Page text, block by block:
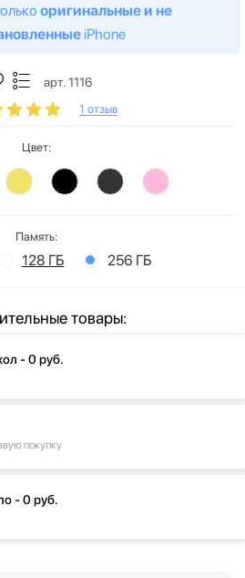
оригинальные и не
iPhone
арт. 1116
1 отзыв
Цвет:
Память:
128 ГБ 256 ГБ
товары:
- 0 руб.
покупку
- 0 руб.